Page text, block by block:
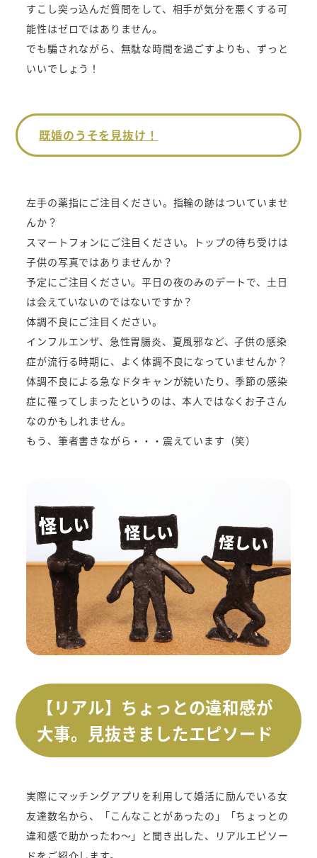
すこし突っ込んだ質問をして、相手が気分を悪くする可
能性はゼロではありません。
でも騙されながら、無駄な時間を過ごすよりも、ずっと
いいでしょう！
既婚のうそを見抜け！
左手の薬指にご注目ください。指輪の跡はついていませ
んか？
スマートフォンにご注目ください。トップの待ち受けは
子供の写真ではありませんか？
予定にご注目ください。平日の夜のみのデートで、土日
は会えていないのではないですか？
体調不良にご注目ください。
インフルエンザ、急性胃腸炎、夏風邪など、子供の感染
症が流行る時期に、よく体調不良になっていませんか？
体調不良による急なドタキャンが続いたり、季節の感染
症に罹ってしまったというのは、本人ではなくお子さん
なのかもしれません。
もう、筆者書きながら・・・震えています（笑）
【リアル】ちょっとの違和感が
大事。見抜きましたエピソード
実際にマッチングアプリを利用して婚活に励んでいる女
友達数名から、「こんなことがあったの」「ちょっとの
違和感で助かったわ～」と聞き出した、リアルエピソー